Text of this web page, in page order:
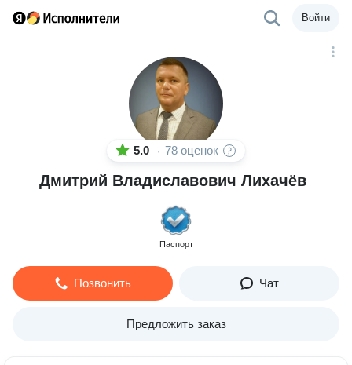
Войти
5.0 · 78 оценок
Дмитрий Владиславович Лихачёв
Паспорт
Позвонить Чат
Предложить заказ